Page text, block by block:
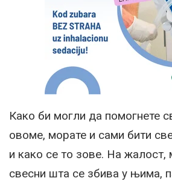
Како би могли да помогнете
овоме, морате и сами бити
и како се то зове. На жалост,
свесни шта се збива у њима,